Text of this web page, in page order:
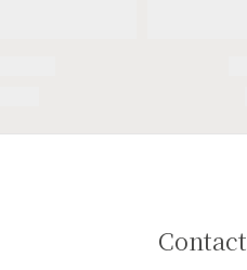
Contact